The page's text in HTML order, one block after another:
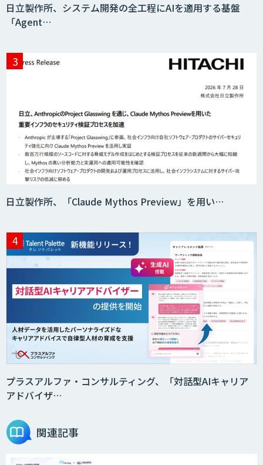
日立製作所、システム開発の全工程にAIを適用する基盤
「Agent…
日立製作所、「Claude Mythos Preview」を用い…
プラスアルファ・コンサルティング、「対話型AIキャリア
アドバイザ…
関連記事